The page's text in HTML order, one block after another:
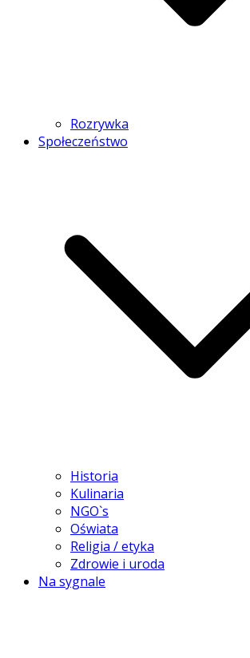
Rozrywka
Społeczeństwo
Historia
Kulinaria
NGO`s
Oświata
Religia / etyka
Zdrowie i uroda
Na sygnale